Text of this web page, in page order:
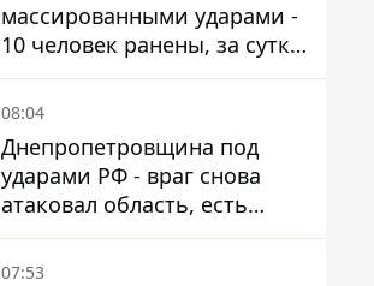
массированными ударами -
10 человек ранены, за сутки
тысячи атак
08:04
Днепропетровщина под
ударами РФ - враг снова
атаковал область, есть
разрушения и пожары
07:53